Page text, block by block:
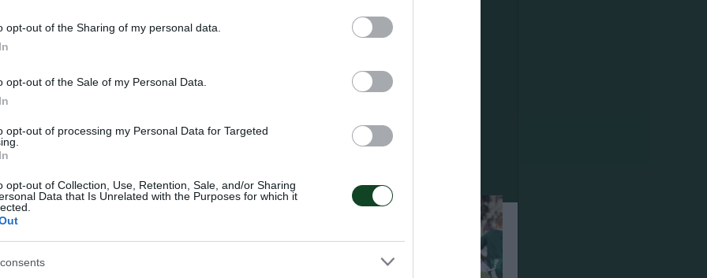
opt-out of the Sharing of my personal data.
opt-out of the Sale of my Personal Data.
opt-out of processing my Personal Data for Targeted
opt-out of Collection, Use, Retention, Sale, and/or Sharing
Data that Is Unrelated with the Purposes for which it
Μπερνάρ, Χουάνκαρ και το δικό τους πρόγραμμα έκαναν οι